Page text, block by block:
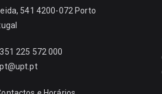
541 4200-072 Porto
225 572 000